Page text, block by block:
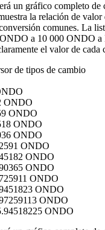
un gráfico completo de
la relación de
comunes. La
a 10 000 ONDO
el valor de cada
de tipos de cambio
ONDO
ONDO
ONDO
ONDO
ONDO
ONDO
ONDO
ONDO
ONDO
ONDO
ONDO